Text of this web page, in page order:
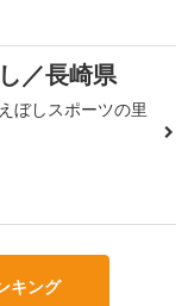
／長崎県
ぼしスポーツの里
キング